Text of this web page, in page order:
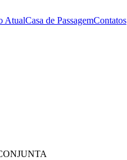
AtualCasa de PassagemContatos